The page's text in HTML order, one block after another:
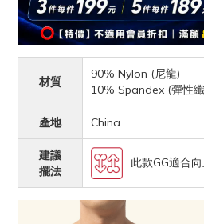
材質
90% Nylon (尼龍)
10% Spandex (彈性
產地 China
建議
擺法
此款GG適合向